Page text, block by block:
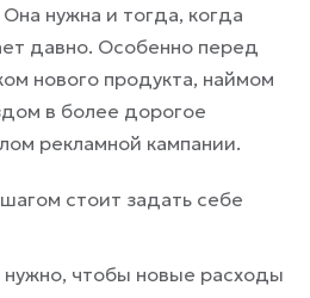
нужна и тогда, когда
давно. Особенно перед
нового продукта, наймом
в более дорогое
рекламной кампании.
стоит задать себе
нужно, чтобы новые расходы